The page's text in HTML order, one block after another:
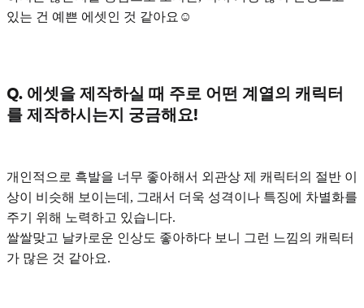
있는 건 예쁜 에셋인 것 같아요☺️
Q. 에셋을 제작하실 때 주로 어떤 계열의 캐릭터
를 제작하시는지 궁금해요!
개인적으로 흑발을 너무 좋아해서 외관상 제 캐릭터의 절반 이
상이 비슷해 보이는데, 그래서 더욱 성격이나 특징에 차별화를
주기 위해 노력하고 있습니다.
쌀쌀맞고 날카로운 인상도 좋아하다 보니 그런 느낌의 캐릭터
가 많은 것 같아요.